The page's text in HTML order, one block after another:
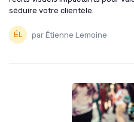
séduire votre clientèle.
par Étienne Lemoine